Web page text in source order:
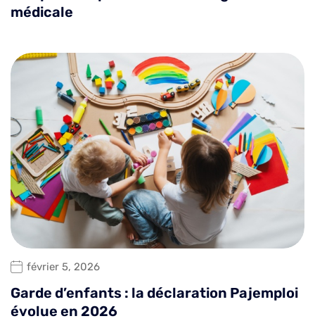
médicale
février 5, 2026
Garde d’enfants : la déclaration Pajemploi
évolue en 2026